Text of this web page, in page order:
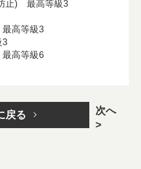
止) 最高等級3
高等級3
3
高等級6
戻る
次へ
>